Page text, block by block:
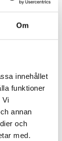
Om
innehållet
funktioner
Vi
annan
och
med.
vårt
det här
bästa